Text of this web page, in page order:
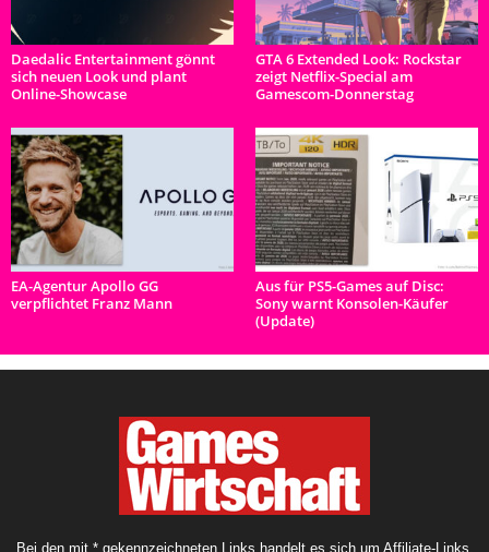
Daedalic Entertainment gönnt
sich neuen Look und plant
Online-Showcase
GTA 6 Extended Look: Rockstar
zeigt Netflix-Special am
Gamescom-Donnerstag
EA-Agentur Apollo GG
verpflichtet Franz Mann
Aus für PS5-Games auf Disc:
Sony warnt Konsolen-Käufer
(Update)
Bei den mit * gekennzeichneten Links handelt es sich um Affiliate-Links.